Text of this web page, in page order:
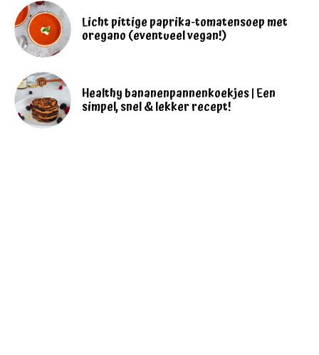
Licht pittige paprika-tomatensoep met
oregano (eventueel vegan!)
Healthy bananenpannenkoekjes | Een
simpel, snel & lekker recept!